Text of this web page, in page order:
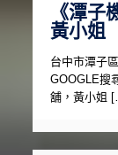
《潭子
黃小姐
台中市潭子
GOOGLE搜
舖，黃小姐